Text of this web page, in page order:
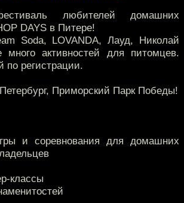
любителей домашних
DAYS в Питере!
Soda, LOVANDA, Лауд, Николай
активностей для питомцев.
по регистрации.
Приморский Парк Победы!
и соревнования для домашних
классы